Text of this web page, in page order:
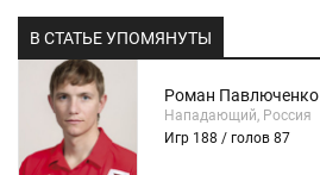
В СТАТЬЕ УПОМЯНУТЫ
Роман Павлюченко
Нападающий, Россия
Игр 188 / голов 87